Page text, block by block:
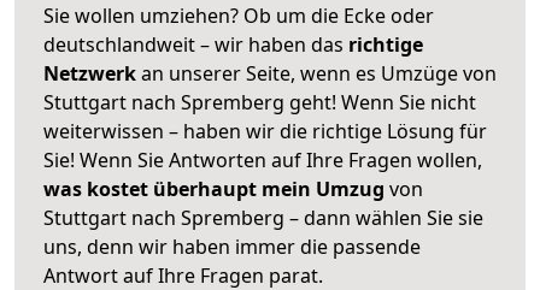
Sie wollen umziehen? Ob um die Ecke oder
deutschlandweit – wir haben das richtige
Netzwerkan unserer Seite, wenn es Umzüge von
Stuttgart nach Spremberg geht! Wenn Sie nicht
weiterwissen – haben wir die richtige Lösung für
Sie! Wenn Sie Antworten auf Ihre Fragen wollen,
was kostet überhaupt mein Umzug von
Stuttgart nach Spremberg – dann wählen Sie sie
uns, denn wir haben immer die passende
Antwort auf Ihre Fragen parat.